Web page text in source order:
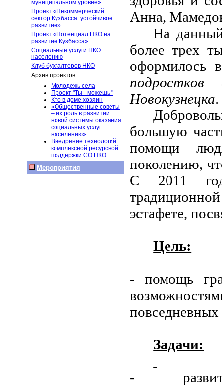
муниципальном уровне»
Проект «Некоммерческий
сектор Кузбасса: устойчивое
развитие»
Проект «Потенциал НКО на
развитие Кузбасса»
Социальные услуги НКО
населению
Клуб бухгалтеров НКО
Архив проектов
Молодежь села
Проект "Ты - можешь!"
Кто в доме хозяин
«Общественные советы
– их роль в развитии
новой системы оказания
социальных услуг
населению»
Внедрение технологий
комплексной ресурсной
поддержки СО НКО
Мероприятия
Анна,
На
более трех
оформилось
подростков
Новокузнецка.
большую
помощи
поколению,
С 2011
эстафете,
Цель:
- помощь
повседневных
Задачи:
-